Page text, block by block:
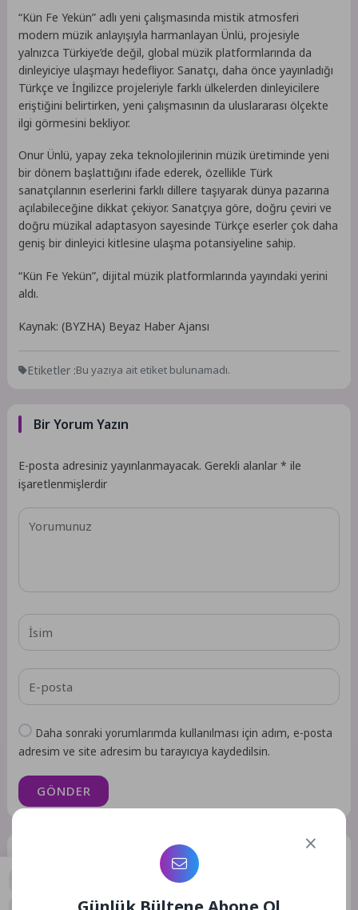
“Kün Fe Yekün” adlı yeni çalışmasında mistik atmosferi
modern müzik anlayışıyla harmanlayan Ünlü, projesiyle
yalnızca Türkiye’de değil, global müzik platformlarında da
dinleyiciye ulaşmayı hedefliyor. Sanatçı, daha önce yayınladığı
Türkçe ve İngilizce projeleriyle farklı ülkelerden dinleyicilere
eriştiğini belirtirken, yeni çalışmasının da uluslararası ölçekte
ilgi görmesini bekliyor.
Onur Ünlü, yapay zeka teknolojilerinin müzik üretiminde yeni
bir dönem başlattığını ifade ederek, özellikle Türk
sanatçılarının eserlerini farklı dillere taşıyarak dünya pazarına
açılabileceğine dikkat çekiyor. Sanatçıya göre, doğru çeviri ve
doğru müzikal adaptasyon sayesinde Türkçe eserler çok daha
geniş bir dinleyici kitlesine ulaşma potansiyeline sahip.
“Kün Fe Yekün”, dijital müzik platformlarında yayındaki yerini
aldı.
Kaynak: (BYZHA) Beyaz Haber Ajansı
Etiketler :Bu yazıya ait etiket bulunamadı.
Bir Yorum Yazın
E-posta adresiniz yayınlanmayacak. Gerekli alanlar* ile
işaretlenmişlerdir
Daha sonraki yorumlarımda kullanılması için adım, e-posta
adresim ve site adresim bu tarayıcıya kaydedilsin.
GÖNDER